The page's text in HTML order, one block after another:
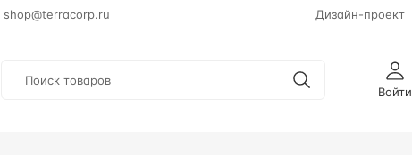
shop@terracorp.ru Дизайн-проект
Войти